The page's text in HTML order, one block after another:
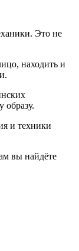
Это не
находить и
образу.
и техники
вы найдёте